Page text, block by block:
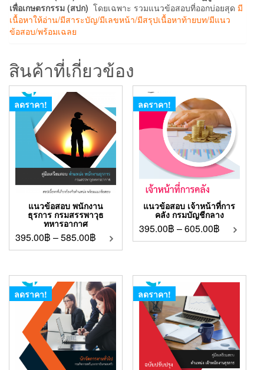
เพื่อเกษตรกรรม (สปก) โดยเฉพาะ รวมแนวข้อสอบที่ออกบ่อยสุด มี
เนื้อหาให้อ่าน/มีสาระบัญ/มีเลขหน้า/มีสรุปเนื้อหาท้ายบท/มีแนว
ข้อสอบ/พร้อมเฉลย
สินค้าที่เกี่ยวข้อง
ลดราคา!
แนวข้อสอบ พนักงาน
ธุรการ กรมสรรพาวุธ
ทหารอากาศ
395.00฿ –585.00฿
ลดราคา!
แนวข้อสอบ เจ้าหน้าที่การ
คลัง กรมบัญชีกลาง
395.00฿ –605.00฿
ลดราคา! ลดราคา!